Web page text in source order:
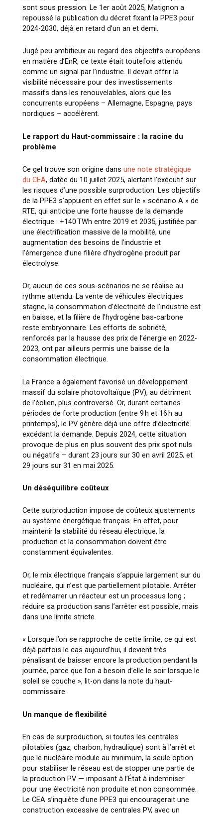
sont sous pression. Le 1eraoût 2025, Matignon a
repoussé la publication du décret fixant la PPE3 pour
2024-2030, déjà en retard d’un an et demi.
Jugé peu ambitieux au regard des objectifs européens
en matière d’EnR, ce texte était toutefois attendu
comme un signal par l’industrie. Il devait offrir la
visibilité nécessaire pour des investissements
massifs dans les renouvelables, alors que les
concurrents européens – Allemagne, Espagne, pays
nordiques – accélèrent.
Le rapport du Haut-commissaire : la racine du
problème
Ce gel trouve son origine dans une note stratégique
du CEA, datée du 10 juillet 2025, alertant l’exécutif sur
les risques d’une possible surproduction. Les objectifs
de la PPE3 s’appuient en effet sur le « scénario A » de
RTE, qui anticipe une forte hausse de la demande
électrique : +140 TWh entre 2019 et 2035, justifiée par
une électrification massive de la mobilité, une
augmentation des besoins de l’industrie et
l’émergence d’une filière d’hydrogène produit par
électrolyse.
Or, aucun de ces sous-scénarios ne se réalise au
rythme attendu. La vente de véhicules électriques
stagne, la consommation d’électricité de l’industrie est
en baisse, et la filière de l’hydrogène bas-carbone
reste embryonnaire. Les efforts de sobriété,
renforcés par la hausse des prix de l’énergie en 2022-
2023, ont par ailleurs permis une baisse de la
consommation électrique.
La France a également favorisé un développement
massif du solaire photovoltaïque (PV), au détriment
de l’éolien, plus controversé. Or, durant certaines
périodes de forte production (entre 9 h et 16 h au
printemps), le PV génère déjà une offre d’électricité
excédant la demande. Depuis 2024, cette situation
provoque de plus en plus souvent des prix spot nuls
ou négatifs – durant 23 jours sur 30 en avril 2025, et
29 jours sur 31 en mai 2025.
Un déséquilibre coûteux
Cette surproduction impose de coûteux ajustements
au système énergétique français. En effet, pour
maintenir la stabilité du réseau électrique, la
production et la consommation doivent être
constamment équivalentes.
Or, le mix électrique français s’appuie largement sur du
nucléaire, qui n’est que partiellement pilotable. Arrêter
et redémarrer un réacteur est un processus long ;
réduire sa production sans l’arrêter est possible, mais
dans une limite stricte.
« Lorsque l’on se rapproche de cette limite, ce qui est
déjà parfois le cas aujourd’hui, il devient très
pénalisant de baisser encore la production pendant la
journée, parce que l’on a besoin d’elle le soir lorsque le
soleil se couche », lit-on dans la note du haut-
commissaire.
Un manque de flexibilité
En cas de surproduction, si toutes les centrales
pilotables (gaz, charbon, hydraulique) sont à l’arrêt et
que le nucléaire module au minimum, la seule option
pour stabiliser le réseau est de stopper une partie de
la production PV — imposant à l’État à indemniser
pour une électricité non produite et non consommée.
Le CEA s’inquiète d’une PPE3 qui encouragerait une
construction excessive de centrales PV, avec un